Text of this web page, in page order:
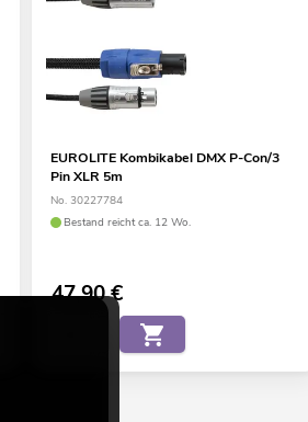
EUROLITE Kombikabel DMX P-Con/3
Pin XLR 5m
No. 30227784
Bestand reicht ca. 12 Wo.
47,90€